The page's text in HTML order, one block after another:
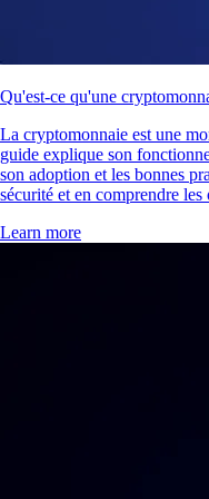
Qu'est-ce qu'une
La cryptomonnaie est une
guide explique son
son adoption et les bonnes
sécurité et en comprendre
Learn more